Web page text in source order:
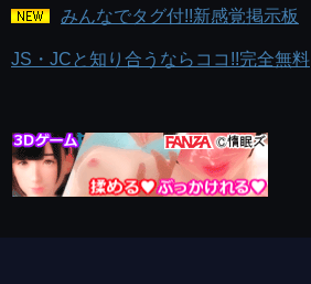
みんなでタグ付!!新感覚掲示板
JS・JCと知り合うならココ!!完全無料